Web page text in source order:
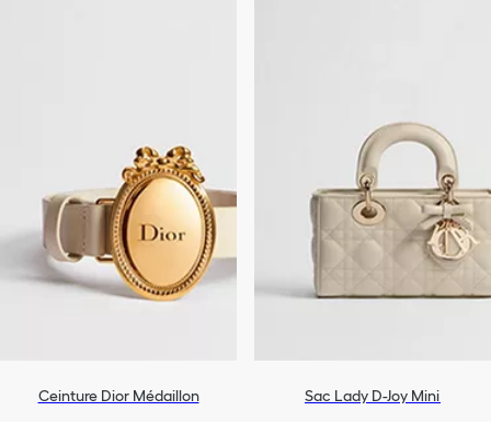
Ceinture Dior Médaillon Sac Lady D-Joy Mini